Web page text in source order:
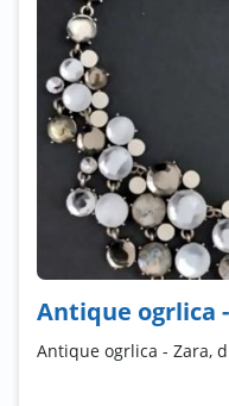
Antique ogrlica
Antique ogrlica - Zara,